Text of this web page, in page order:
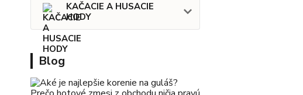
KAČACIE A HUSACIE
HODY
Blog